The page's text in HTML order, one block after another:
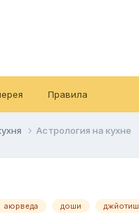
Правила
Астрология на кухне
аюрведа доши джйотиш